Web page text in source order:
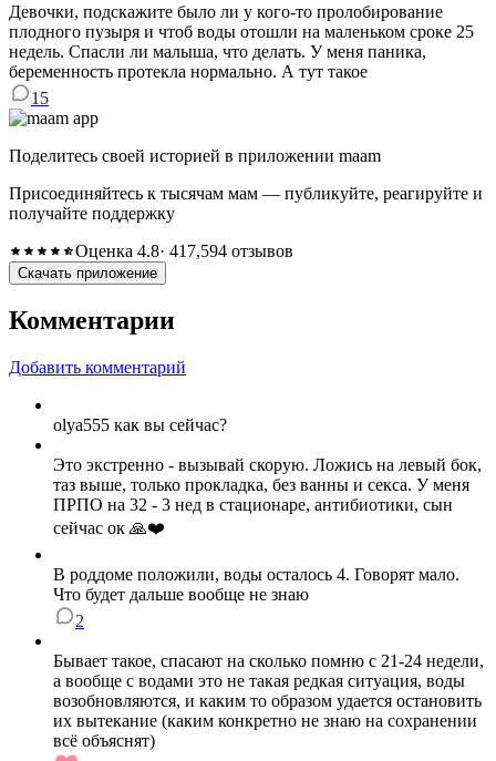
Девочки, подскажите было ли у кого-то пролобирование
плодного пузыря и чтоб воды отошли на маленьком сроке 25
недель. Спасли ли малыша, что делать. У меня паника,
беременность протекла нормально. А тут такое
15
Поделитесь своей историей в приложении maam
Присоединяйтесь к тысячам мам — публикуйте, реагируйте и
получайте поддержку
Оценка 4.8· 417,594 отзывов
Скачать приложение
Комментарии
Добавить комментарий
olya555 как вы сейчас?
Это экстренно - вызывай скорую. Ложись на левый бок,
таз выше, только прокладка, без ванны и секса. У меня
ПРПО на 32 - 3 нед в стационаре, антибиотики, сын
сейчас ок 🙏❤️
В роддоме положили, воды осталось 4. Говорят мало.
Что будет дальше вообще не знаю
2
Бывает такое, спасают на сколько помню с 21-24 недели,
а вообще с водами это не такая редкая ситуация, воды
возобновляются, и каким то образом удается остановить
их вытекание (каким конкретно не знаю на сохранении
всё объяснят)